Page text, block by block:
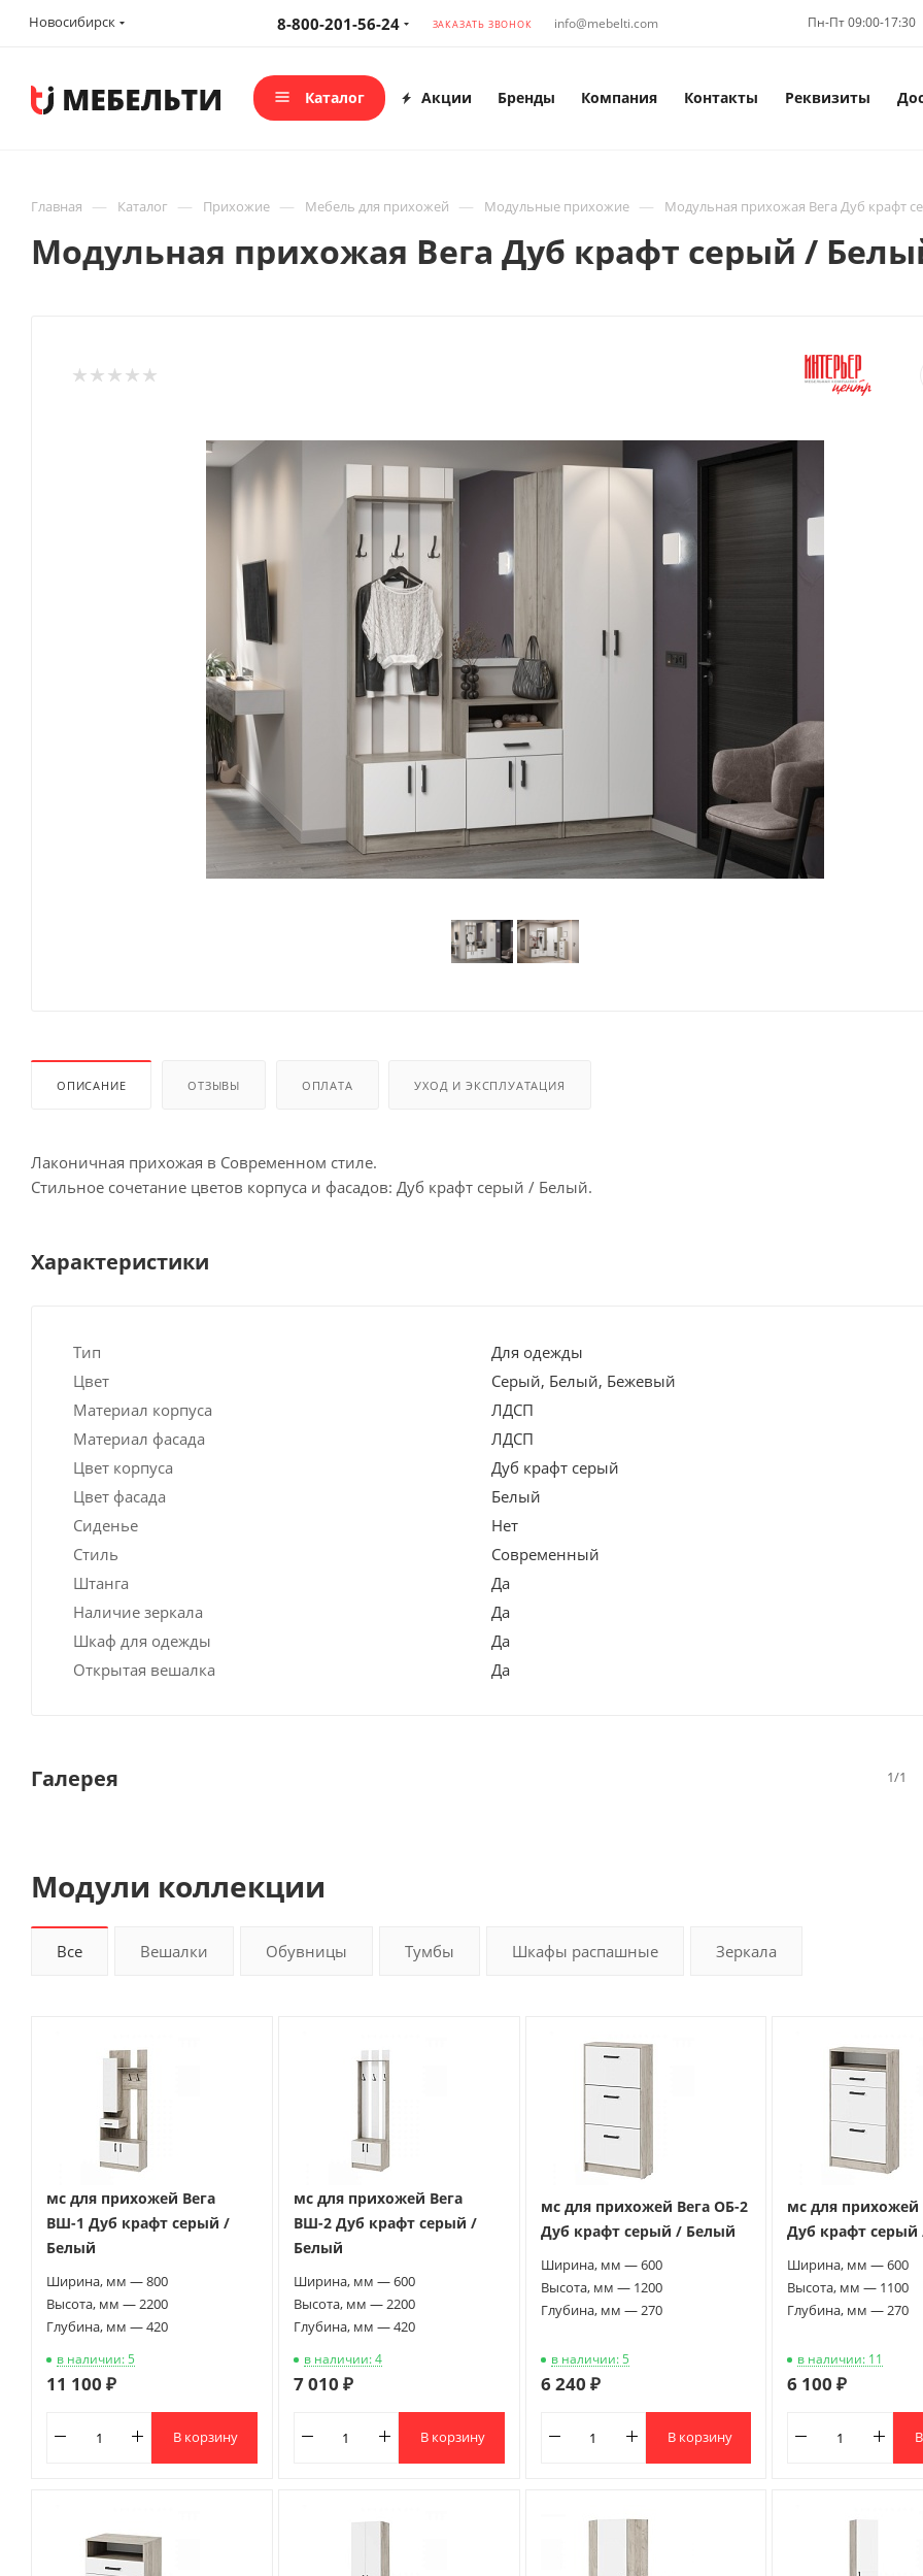
Новосибирск 8-800-201-56-24 ЗАКАЗАТЬ ЗВОНОК info@mebelti.com Пн-Пт 09:00-17:30
Каталог Акции Бренды Компания Контакты Реквизиты
Главная — Каталог — Прихожие — Мебель для прихожей — Модульные прихожие — Модульная прихожая Вега Дуб крафт
Модульная прихожая Вега Дуб крафт серый /
ОПИСАНИЕ ОТЗЫВЫ ОПЛАТА УХОД И ЭКСПЛУАТАЦИЯ
Лаконичная прихожая в Современном стиле.
Стильное сочетание цветов корпуса и фасадов: Дуб крафт серый / Белый.
Характеристики
Тип
Для одежды
Цвет
Серый, Белый, Бежевый
Материал корпуса
ЛДСП
Материал фасада
ЛДСП
Цвет корпуса
Дуб крафт серый
Цвет фасада
Белый
Сиденье
Нет
Стиль
Современный
Штанга
Да
Наличие зеркала
Да
Шкаф для одежды
Да
Открытая вешалка
Да
Галерея 1/1
Модули коллекции
Все Вешалки Обувницы Тумбы Шкафы распашные Зеркала
мс для прихожей Вега
ВШ-1 Дуб крафт серый /
Белый
Ширина, мм — 800
Высота, мм — 2200
Глубина, мм — 420
в наличии: 5
11 100 ₽
В корзину
мс для прихожей Вега
ВШ-2 Дуб крафт серый /
Белый
Ширина, мм — 600
Высота, мм — 2200
Глубина, мм — 420
в наличии: 4
7 010 ₽
В корзину
мс для прихожей Вега ОБ-2
Дуб крафт серый / Белый
Ширина, мм — 600
Высота, мм — 1200
Глубина, мм — 270
в наличии: 5
6 240 ₽
В корзину
мс для прихожей
Дуб крафт
Ширина, мм — 600
Высота, мм — 1100
Глубина, мм — 270
в наличии: 11
6 100 ₽